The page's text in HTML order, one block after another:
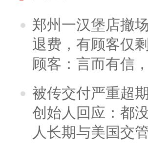
郑州一汉堡店撤
退费，有顾客仅
顾客：言而有信
被传交付严重超
创始人回应：都
人长期与美国交